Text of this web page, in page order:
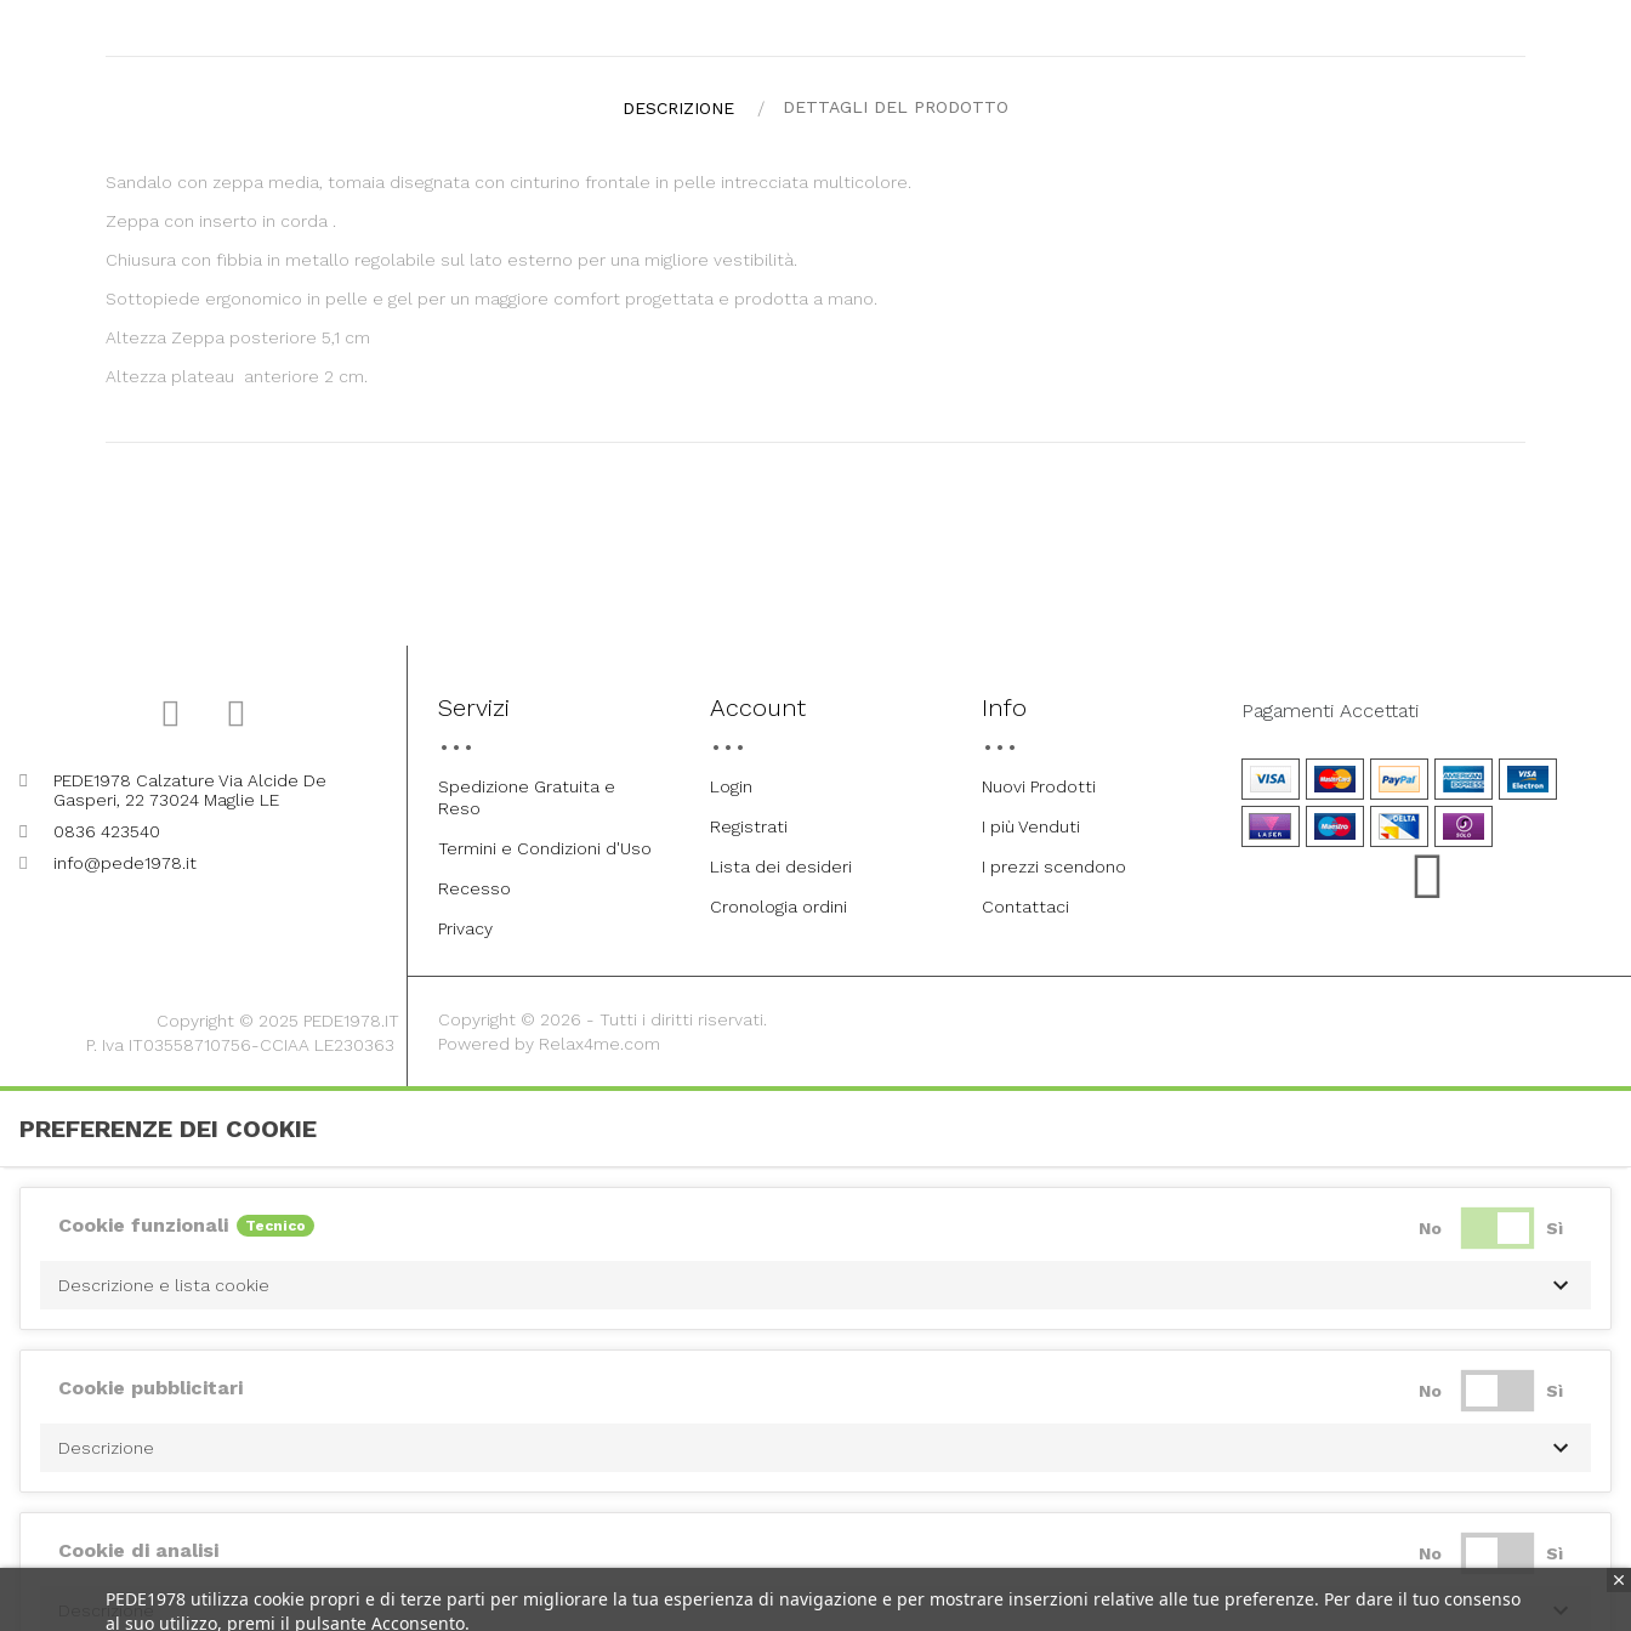
DESCRIZIONE DETTAGLI DEL PRODOTTO
Sandalo con zeppa media, tomaia disegnata con cinturino frontale in pelle intrecciata multicolore.
Zeppa con inserto in corda .
Chiusura con fibbia in metallo regolabile sul lato esterno per una migliore vestibilità.
Sottopiede ergonomico in pelle e gel per un maggiore comfort progettata e prodotta a mano.
Altezza Zeppa posteriore 5,1 cm
Altezza plateau anteriore 2 cm.
PEDE1978 Calzature Via Alcide De
Gasperi, 22 73024 Maglie LE
0836 423540
info@pede1978.it
Servizi
Spedizione Gratuita e
Reso
Termini e Condizioni d'Uso
Recesso
Privacy
Account
Login
Registrati
Lista dei desideri
Cronologia ordini
Info
Nuovi Prodotti
I più Venduti
I prezzi scendono
Contattaci
Pagamenti Accettati
Copyright © 2025 PEDE1978.IT
P. Iva IT03558710756-CCIAA LE230363
Copyright © 2026 - Tutti i diritti riservati.
Powered by Relax4me.com
PEDE1978 utilizza cookie propri e di terze parti per migliorare la tua esperienza di navigazione e per mostrare inserzioni relative alle tue preferenze. Per dare il tuo consenso
al suo utilizzo, premi il pulsante Acconsento.
PREFERENZE DEI COOKIE
Cookie funzionali Tecnico No Sì
Descrizione e lista cookie
Cookie pubblicitari No Sì
Descrizione
Cookie di analisi No Sì
Descrizione